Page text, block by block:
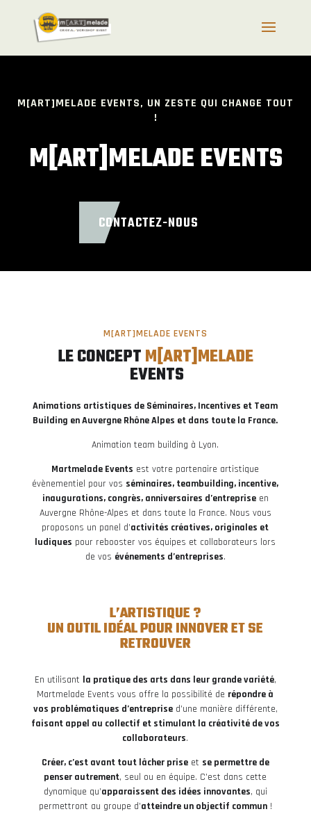
M[ART]MELADE EVENTS, UN ZESTE QUI CHANGE TOUT
!
M[ART]MELADE EVENTS
CONTACTEZ-NOUS
M[ART]MELADE EVENTS
LE CONCEPT M[ART]MELADE
EVENTS
Animations artistiques de Séminaires, Incentives et Team
Building en Auvergne Rhône Alpes et dans toute la France.
Animation team building à Lyon.
Martmelade Events est votre partenaire artistique
évènementiel pour vos séminaires, teambuilding, incentive,
inaugurations, congrès, anniversaires d’entrepriseen
Auvergne Rhône-Alpes et dans toute la France. Nous vous
proposons un panel d’activités créatives, originales et
ludiques pour rebooster vos équipes et collaborateurs lors
de vos événements d’entreprises.
L’ARTISTIQUE ?
UN OUTIL IDÉAL POUR INNOVER ET SE
RETROUVER
En utilisant la pratique des arts dans leur grande variété,
Martmelade Events vous offre la possibilité de répondre à
vos problématiques d’entreprised’une manière différente,
faisant appel au collectif et stimulant la créativité de vos
collaborateurs.
Créer, c’est avant tout lâcher priseet se permettre de
penser autrement, seul ou en équipe. C’est dans cette
dynamique qu’apparaissent des idées innovantes, qui
permettront au groupe d’atteindre un objectif commun!